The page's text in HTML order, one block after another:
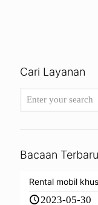
Cari Layanan
Bacaan Terbaru
Rental mobil
2023-05-30